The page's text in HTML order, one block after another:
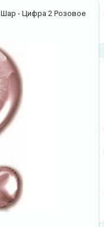
Шар - Цифра 2 Розовое